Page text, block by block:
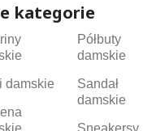
kategorie
damskie
Półbuty
damskie
Sandał
damskie